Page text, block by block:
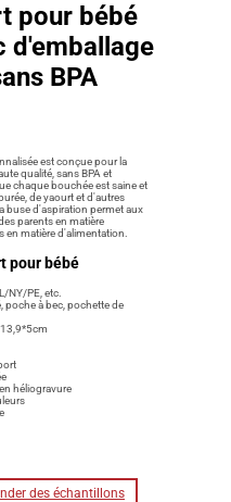
pour bébé
d'emballage
BPA
est conçue pour la
qualité, sans BPA et
chaque bouchée est saine et
de yaourt et d'autres
buse d'aspiration permet aux
parents en matière
en matière d'alimentation.
pour bébé
NY/PE, etc.
poche à bec, pochette de
héliogravure
des échantillons